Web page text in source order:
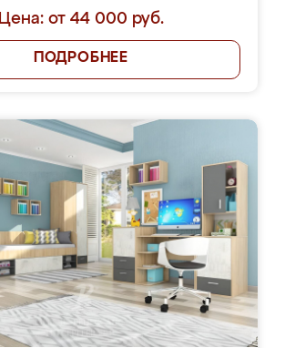
Цена: от 44 000 руб.
ПОДРОБНЕЕ